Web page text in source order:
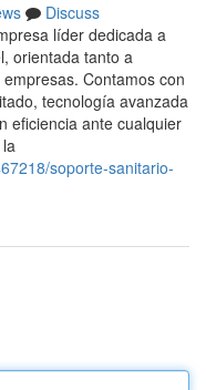
Discuss
líder dedicada a
orientada tanto a
Contamos con
tecnología avanzada
eficiencia ante cualquier
soporte-sanitario-